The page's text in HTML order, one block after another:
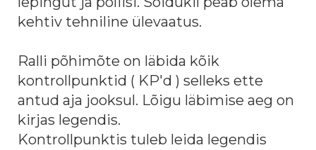
kehtiv tehniline ülevaatus.
Ralli põhimõte on läbida kõik
kontrollpunktid ( KP'd ) selleks ette
antud aja jooksul. Lõigu läbimise aeg on
kirjas legendis.
Kontrollpunktis tuleb leida legendis